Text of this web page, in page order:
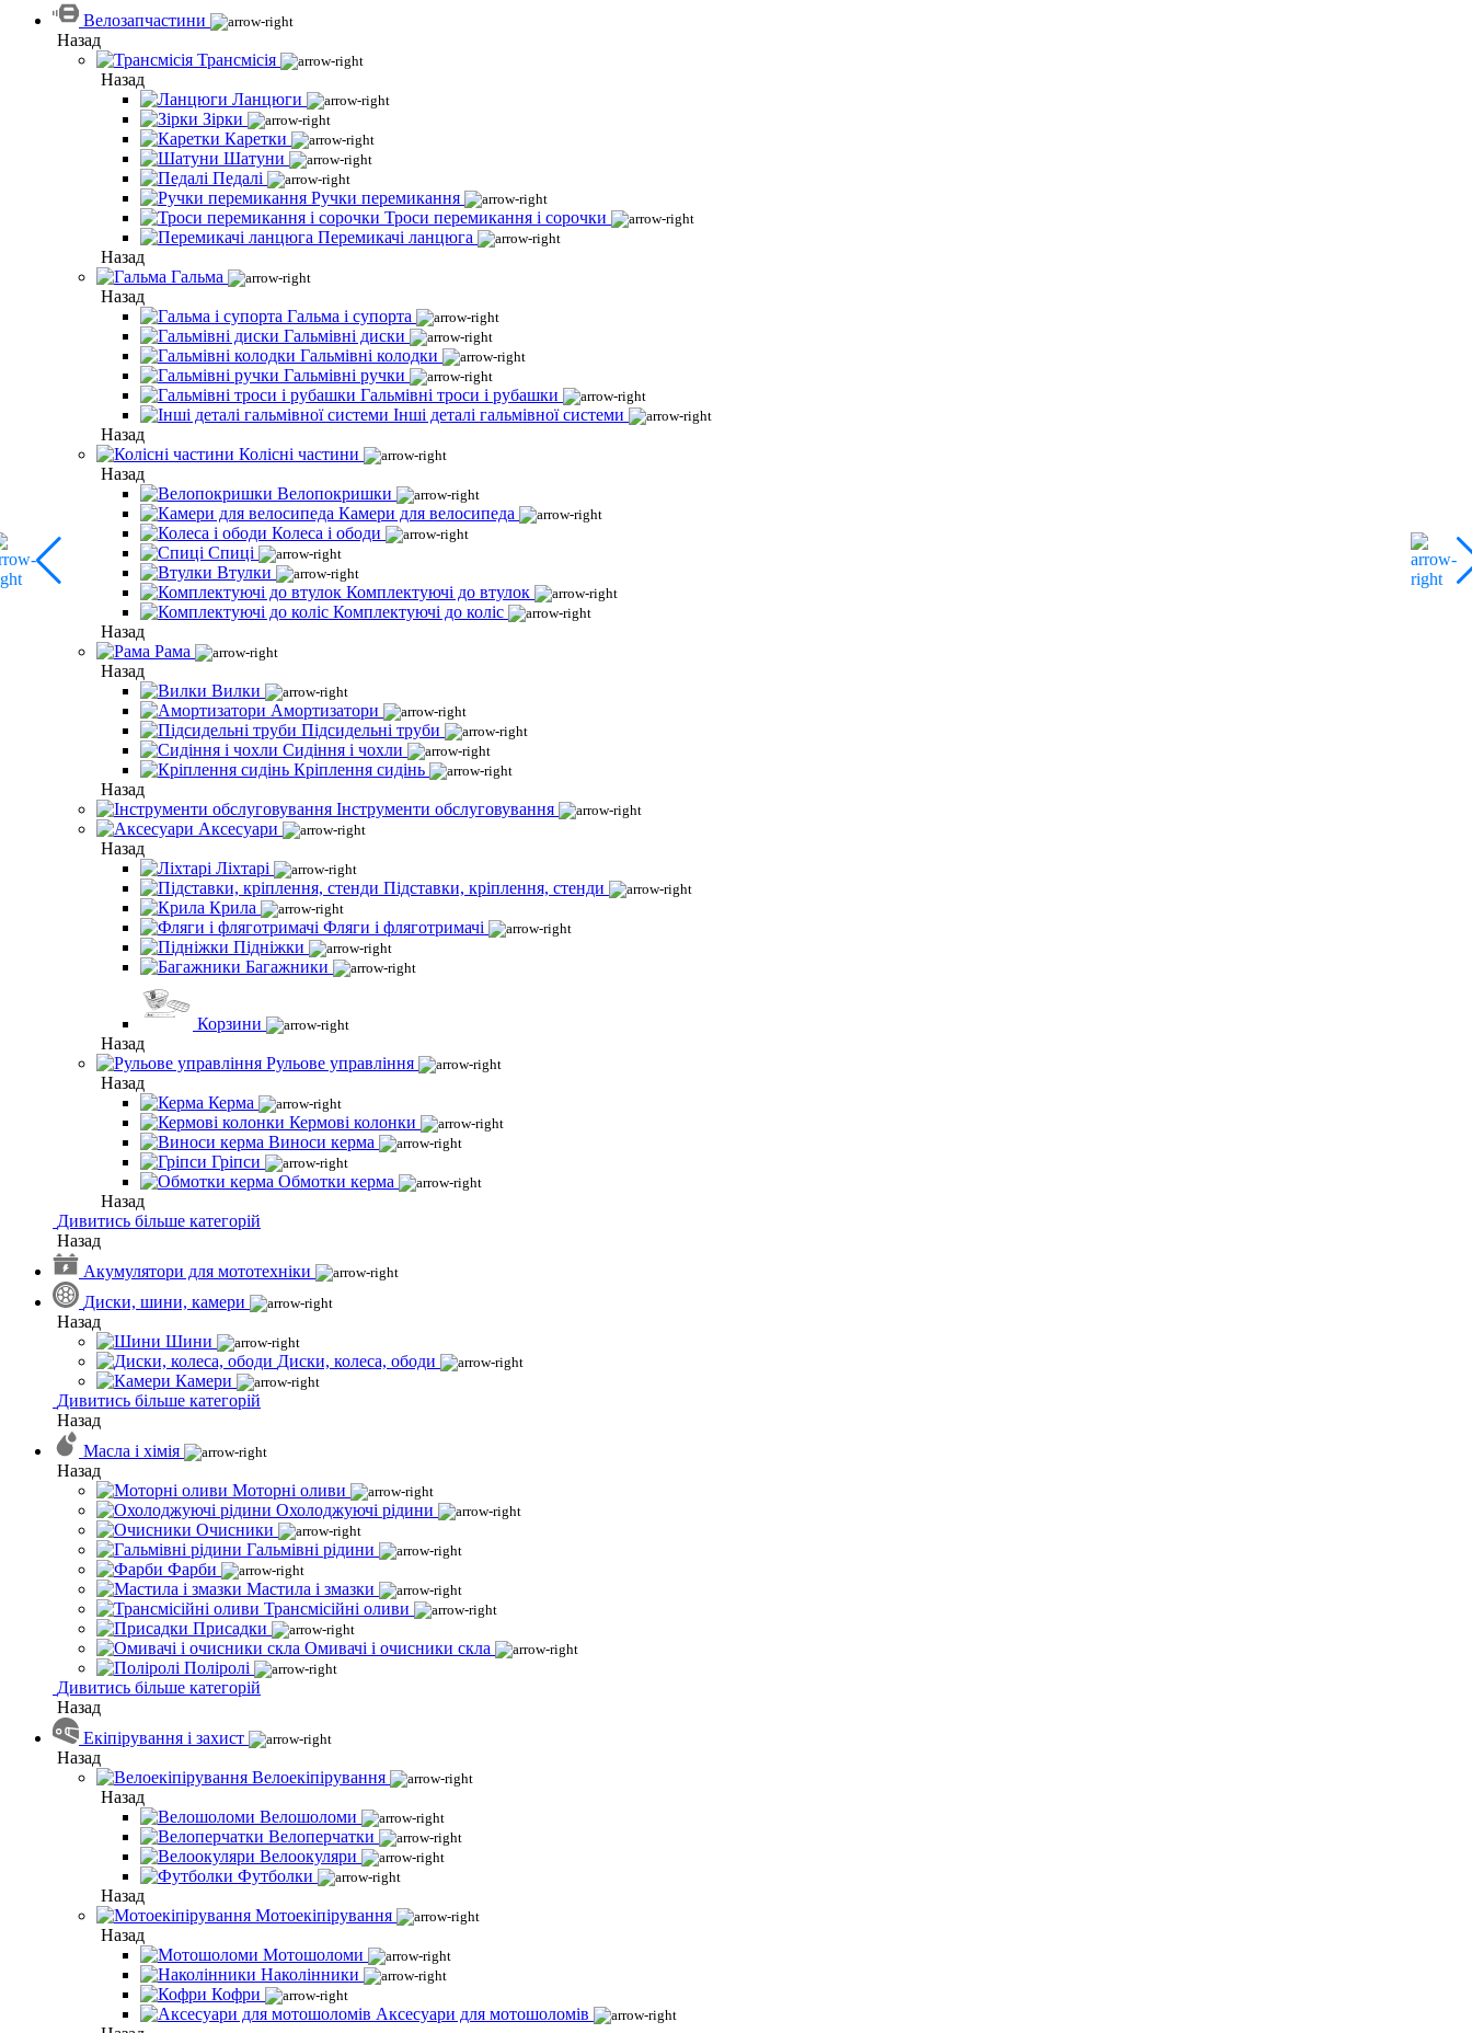
Велозапчастини
Назад
Трансмісія
Назад
Ланцюги
Зірки
Каретки
Шатуни
Педалі
Ручки перемикання
Троси перемикання і сорочки
Перемикачі ланцюга
Назад
Гальма
Назад
Гальма і супорта
Гальмівні диски
Гальмівні колодки
Гальмівні ручки
Гальмівні троси і рубашки
Інші деталі гальмівної системи
Назад
Колісні частини
Назад
Велопокришки
Камери для велосипеда
Колеса і ободи
Спиці
Втулки
Комплектуючі до втулок
Комплектуючі до коліс
Назад
Рама
Назад
Вилки
Амортизатори
Підсидельні труби
Сидіння і чохли
Кріплення сидінь
Назад
Інструменти обслуговування
Аксесуари
Назад
Ліхтарі
Підставки, кріплення, стенди
Крила
Фляги і фляготримачі
Підніжки
Багажники
Корзини
Назад
Рульове управління
Назад
Керма
Кермові колонки
Виноси керма
Гріпси
Обмотки керма
Назад
Дивитись більше категорій
Назад
Акумулятори для мототехніки
Диски, шини, камери
Назад
Шини
Диски, колеса, ободи
Камери
Дивитись більше категорій
Назад
Масла і хімія
Назад
Моторні оливи
Охолоджуючі рідини
Очисники
Гальмівні рідини
Фарби
Мастила і змазки
Трансмісійні оливи
Присадки
Омивачі і очисники скла
Поліролі
Дивитись більше категорій
Назад
Екіпірування і захист
Назад
Велоекіпірування
Назад
Велошоломи
Велоперчатки
Велоокуляри
Футболки
Назад
Мотоекіпірування
Назад
Мотошоломи
Наколінники
Кофри
Аксесуари для мотошоломів